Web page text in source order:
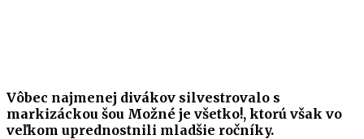
Vôbec najmenej divákov silvestrovalo s
markizáckou šou Možné je všetko!, ktorú však vo
veľkom uprednostnili mladšie ročníky.